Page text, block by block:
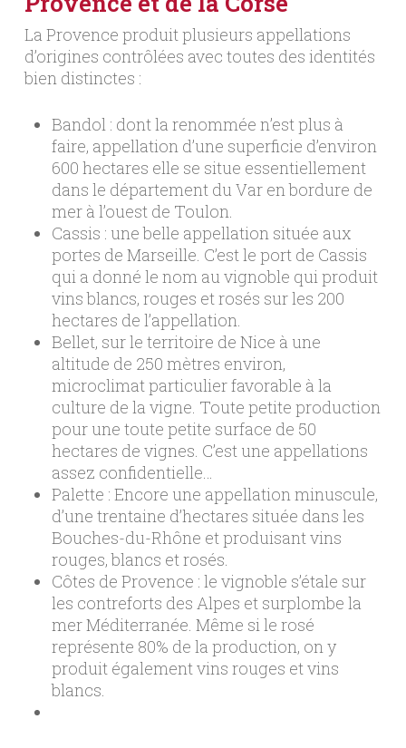
La Provence produit plusieurs appellations
d’origines contrôlées avec toutes des identités
bien distinctes :
Bandol : dont la renommée n’est plus à
faire, appellation d’une superficie d’environ
600 hectares elle se situe essentiellement
dans le département du Var en bordure de
mer à l’ouest de Toulon.
Cassis : une belle appellation située aux
portes de Marseille. C’est le port de Cassis
qui a donné le nom au vignoble qui produit
vins blancs, rouges et rosés sur les 200
hectares de l’appellation.
Bellet, sur le territoire de Nice à une
altitude de 250 mètres environ,
microclimat particulier favorable à la
culture de la vigne. Toute petite production
pour une toute petite surface de 50
hectares de vignes. C’est une appellations
assez confidentielle…
Palette : Encore une appellation minuscule,
d’une trentaine d’hectares située dans les
Bouches-du-Rhône et produisant vins
rouges, blancs et rosés.
Côtes de Provence : le vignoble s’étale sur
les contreforts des Alpes et surplombe la
mer Méditerranée. Même si le rosé
représente 80% de la production, on y
produit également vins rouges et vins
blancs.